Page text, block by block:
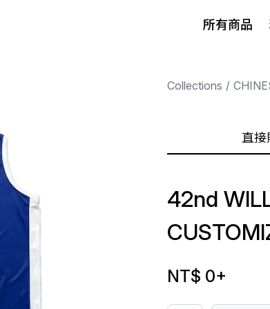
所有商品
Collections
直接
42nd
NT$ 0+